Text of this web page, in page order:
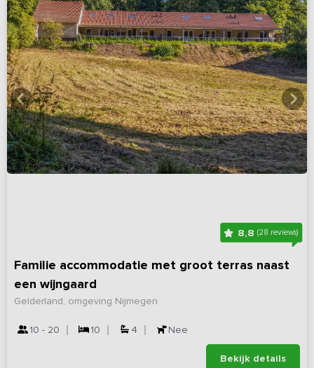
8,8 (28 reviews)
Familie accommodatie met groot terras naast
een wijngaard
Gelderland, omgeving Nijmegen
10 - 20 10 4 Nee
Bekijk details